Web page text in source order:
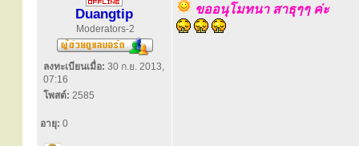
Duangtip
Moderators-2
ลงทะเบียนเมื่อ: 30 ก.ย. 2013,
07:16
โพสต์: 2585
อายุ: 0
ขออนุโมทนา สาธุๆๆ ค่ะ